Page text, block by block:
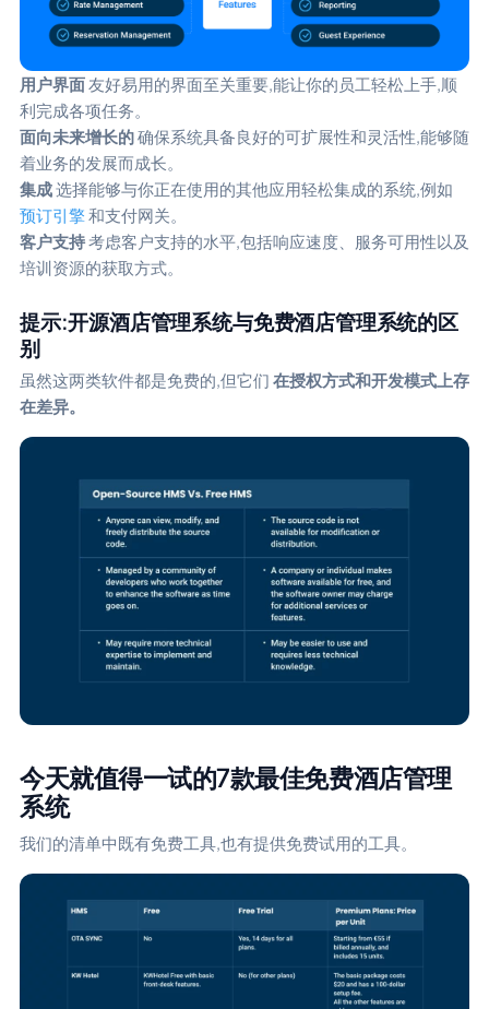
用户界面友好易用的界面至关重要,能让你的员工轻松上手,顺
利完成各项任务。
面向未来增长的确保系统具备良好的可扩展性和灵活性,能够随
着业务的发展而成长。
集成选择能够与你正在使用的其他应用轻松集成的系统,例如
预订引擎 和支付网关。
客户支持考虑客户支持的水平,包括响应速度、服务可用性以及
培训资源的获取方式。
提示:开源酒店管理系统与免费酒店管理系统的区
别
虽然这两类软件都是免费的,但它们 在授权方式和开发模式上存
在差异。
今天就值得一试的7款最佳免费酒店管理
系统
我们的清单中既有免费工具,也有提供免费试用的工具。